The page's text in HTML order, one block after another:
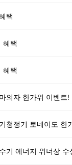
택
혜택
혜택
의자 한가위 이벤트!
정기 토네이도 한가위
기 에너지 위너상 수